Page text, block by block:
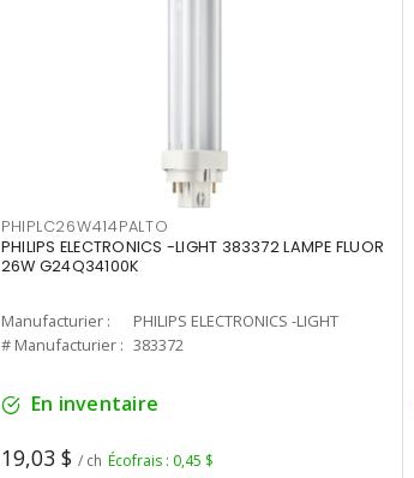
PHIPLC26W414PALTO
PHILIPS ELECTRONICS -LIGHT 383372 LAMPE FLUOR
26W G24Q34100K
Manufacturier :
PHILIPS ELECTRONICS -LIGHT
# Manufacturier : 383372
En inventaire
19,03 $ / ch Écofrais : 0,45 $